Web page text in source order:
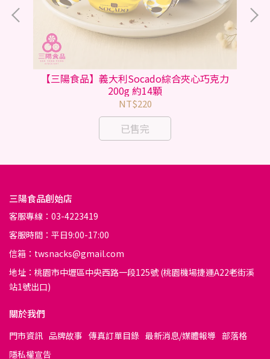
【三陽食品】義大利Socado綜合夾心巧克力
200g 約14顆
NT$220
已售完
三陽食品創始店
客服專線：03-4223419
客服時間：平日9:00-17:00
信箱：twsnacks@gmail.com
地址：桃園市中壢區中央西路一段125號 (桃園機場捷運A22老街溪
站1號出口)
關於我們
門市資訊 品牌故事 傳真訂單目錄 最新消息/媒體報導 部落格
隱私權宣告